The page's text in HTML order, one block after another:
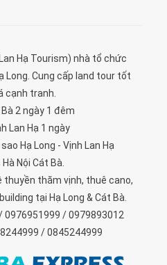
Hạ Tourism) nhà tổ chức
Long. Cung cấp land tour tốt
cạnh tranh.
2 ngày 1 đêm
Lan Hạ 1 ngày
Hạ Long - Vịnh Lan Hạ
Nội Cát Bà.
thuyền thăm vịnh, thuê cano,
tại Hạ Long & Cát Bà.
0976951999 / 0979893012
/ 0845244999